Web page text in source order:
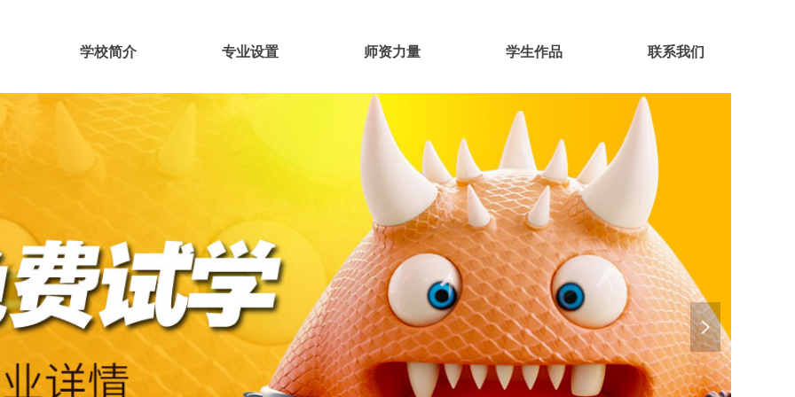
넲
学校简介 专业设置 师资力量 学生作品 联系我们